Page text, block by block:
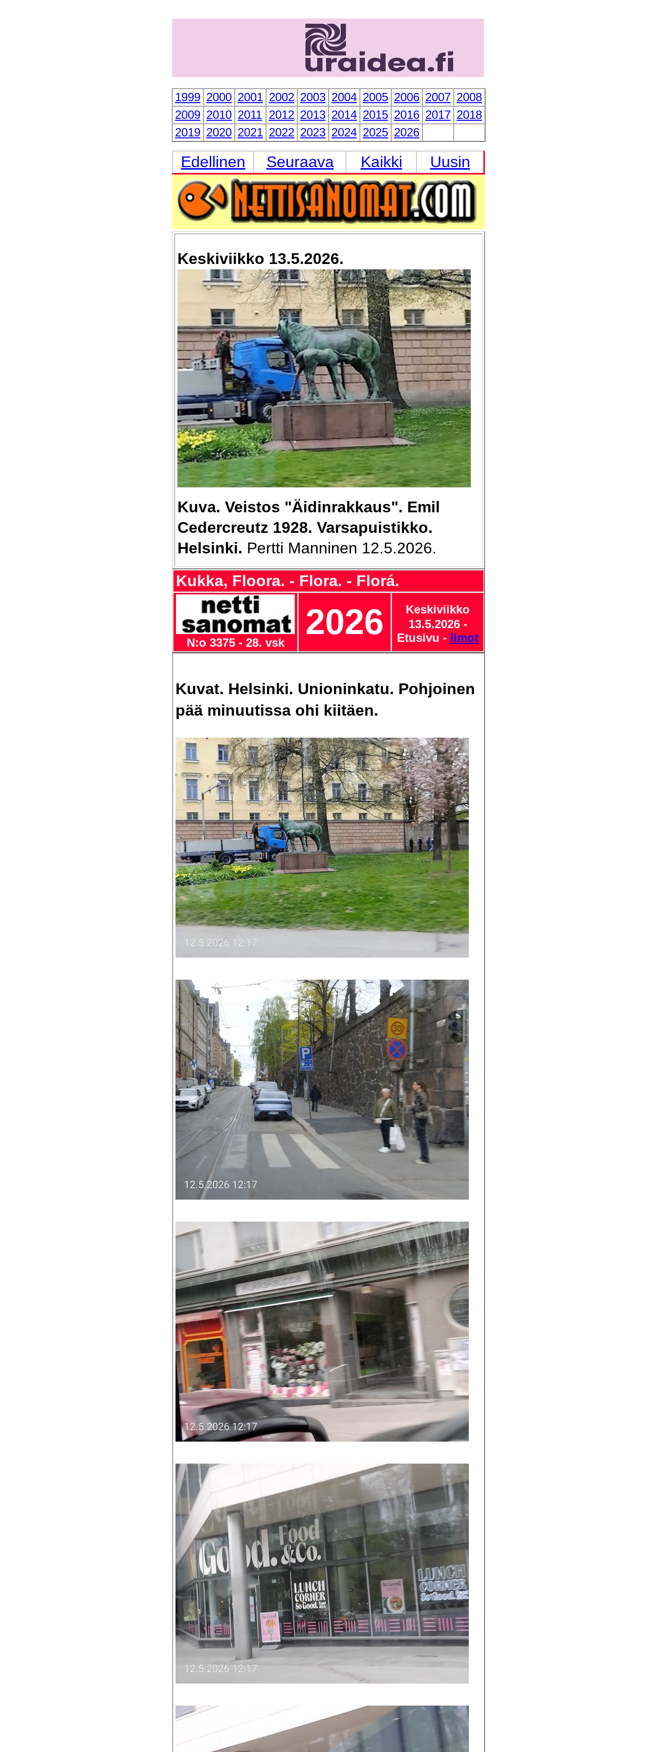
1999 2000 2001 2002 2003 2004 2005 2006 2007 2008
2009 2010 2011 2012 2013 2014 2015 2016 2017 2018
2019 2020 2021 2022 2023 2024 2025 2026
Edellinen Seuraava Kaikki Uusin
Keskiviikko 13.5.2026.
Kuva. Veistos "Äidinrakkaus". Emil
Cedercreutz 1928. Varsapuistikko.
Helsinki. Pertti Manninen 12.5.2026.
Kukka, Floora. - Flora. - Florá.
N:o 3375 - 28. vsk
2026
Keskiviikko
13.5.2026 -
Etusivu - Ilmot
Kuvat. Helsinki. Unioninkatu. Pohjoinen
pää minuutissa ohi kiitäen.